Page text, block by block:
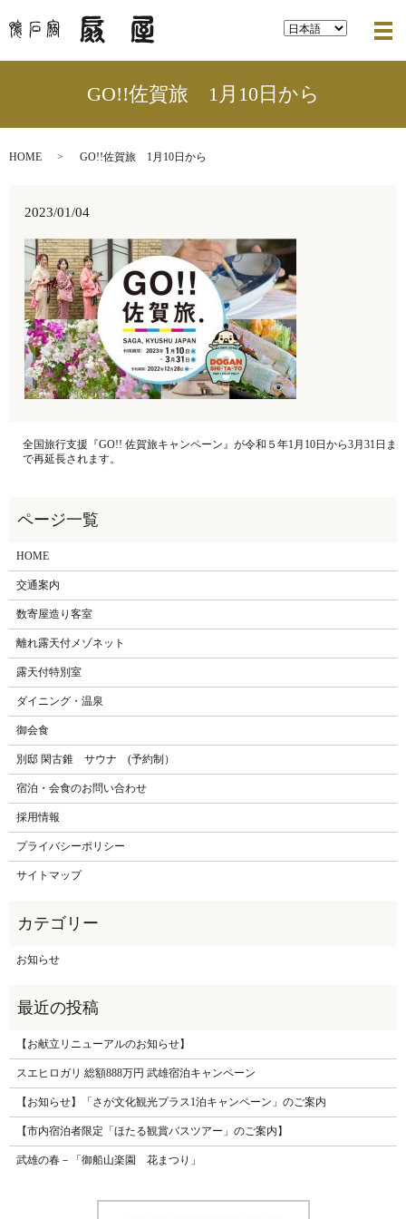
GO!!佐賀旅 1月10日から
HOME GO!!佐賀旅 1月10日から
2023/01/04
全国旅行支援『GO!! 佐賀旅キャンペーン』が令和５年1月10日から3月31日ま
で再延長されます。
HOME
交通案内
数寄屋造り客室
離れ露天付メゾネット
露天付特別室
ダイニング・温泉
御会食
別邸 閑古錐 サウナ (予約制）
宿泊・会食のお問い合わせ
採用情報
プライバシーポリシー
サイトマップ
お知らせ
【お献立リニューアルのお知らせ】
スエヒロガリ 総額888万円 武雄宿泊キャンペーン
【お知らせ】「さが文化観光プラス1泊キャンペーン」のご案内
【市内宿泊者限定「ほたる観賞バスツアー」のご案内】
武雄の春－「御船山楽園 花まつり」